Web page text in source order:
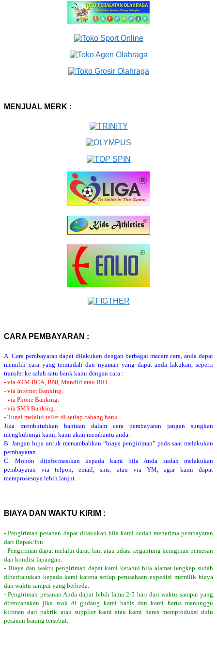
MENJUAL MERK :
CARA PEMBAYARAN :
A. Cara pembayaran dapat dilakukan dengan berbagai macam cara, anda dapat
memilih cara yang termudah dan nyaman yang dapat anda lakukan, seperti
transfer ke salah satu bank kami dengan cara :
- via ATM BCA, BNI, Mandiri atau BRI.
- via Internet Banking.
- via Phone Banking.
- via SMS Banking.
- Tunai melalui teller di setiap cabang bank.
Jika membutuhkan bantuan dalam cara pembayaran jangan sungkan
menghubungi kami, kami akan membantu anda.
B. Jangan lupa untuk menambahkan “biaya pengiriman” pada saat melakukan
pembayaran.
C. Mohon diinformasikan kepada kami bila Anda sudah melakukan
pembayaran via telpon, email, sms, atau via YM, agar kami dapat
memprosesnya lebih lanjut.
BIAYA DAN WAKTU KIRIM :
- Pengiriman pesanan dapat dilakukan bila kami sudah menerima pembayaran
dari Bapak/Ibu.
- Pengiriman dapat melalui darat, laut atau udara tergantung keinginan pemesan
dan kondisi lapangan.
- Biaya dan waktu pengiriman dapat kami ketahui bila alamat lengkap sudah
diberitahukan kepada kami karena setiap perusahaan expedisi memilik biaya
dan waktu sampai yang berbeda.
- Pengiriman pesanan Anda dapat lebih lama 2-5 hari dari waktu sampai yang
direncanakan jika stok di gudang kami habis dan kami harus menunggu
kiriman dari pabrik atau supplier kami atau kami harus memproduksi dulu
pesanan barang tersebut.